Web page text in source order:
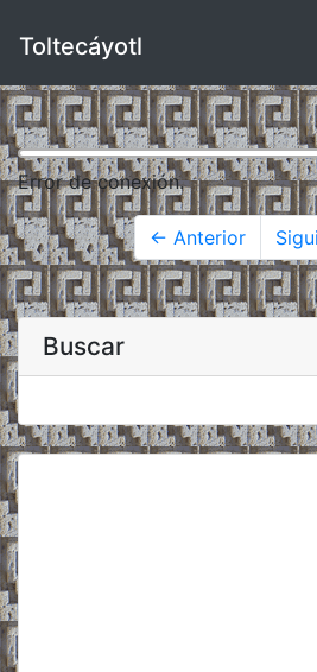
Toltecáyotl
Error de conexión.
← Anterior
Buscar